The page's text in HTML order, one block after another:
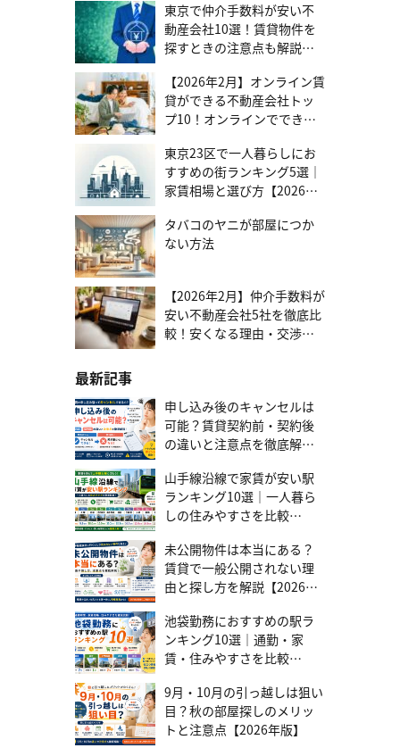
めに設定されているケースが多い点です。また、一定期間は金利が
固定されるため、その期間は返済額が安定します。 しかし、固定期
間が終了した際に金利が上昇していると、その後の返済額が増える
かもしれません。固定金利期間選択型は金利の動向を見ながら、柔
軟に金利タイプを検討したい人や、短期間で返済を終える予定があ
る人に向いています。 変動金利型 変動金利型は、市場の動向に合わ
せて金利が定期的に見直されるタイプです。一般的には半年に一度
金利が見直され、毎月の返済額も変動する可能性があります。 ただ
し、急激な返済額の増加を避けるため、多くの金融機関では「5年間
は返済額が変わらない」「返済額が前回の1.25倍を超えない」とい
った5年ルール・125%ルールを設けています。 メリットは、借り入
れ当初の金利が他の金利タイプに比べて最も低く設定されているケ
ースが多い点です。金利が低い時期には、毎月の返済額を抑えられ
あります。変動金利型が向いている人は、将来の金利動向を注視で
き、返済期間中に繰り上げ返済で元金を減らす予定があるなど、金
利上昇リスクに対応できる人です。 変動金利を詳しく知りたい方
は、こちらの記事をご覧ください。 住宅ローンで7割が選ぶ「変動
金利」とは？ 選ぶ前に知るべき特徴とリスク対策 住宅ローンの返
均等返済と、元金が一定の元金均等返済の2種類です。毎月の返済額
や総返済額が変わるため、ご自身のライフプランを考えたうえで選
びましょう。 元利均等返済 出典：元利均等返済・元金均等返済とは
| SBIアルヒ株式会社 元利均等返済は、元金と利息を合計した毎月の
返済額が、返済期間を通じて原則として一定になる返済方法です。
元利均等返済のメリットは、毎月の返済額が変わらないため、家計
の管理がしやすい点です。返済計画が立てやすく、安定した家計運
営を重視する人に向いています。 しかし、返済開始当初は、毎月の
返済額に占める利息の割合が高く、元金がなかなか減りません。そ
のため、同じ条件であれば元金均等返済よりも総返済額は多くなる
傾向があります。 元金均等返済 出典：元利均等返済・元金均等返済
とは | SBIアルヒ株式会社元金均等返済は、毎月の返済額のうち、元
金部分が常に一定になる返済方法です。利息は、残っている借入残
高に対してかかるため、返済が進むにつれて借入残高が減り、それ
に伴って利息部分も減っていきます。結果として、毎月の返済額は
徐々に少なくなっていきます。 メリットは元金の減りが早いため、
元利均等返済に比べて総返済額を抑えられる点です。また返済が進
むにつれて毎月の負担が軽くなるため、将来的に教育費などが増え
る可能性がある家庭に向いています。 一方で、返済開始当初は毎月
の返済額が最も多くなるため、借り入れ当初の家計負担が大きくな
る点がデメリットです。 住宅を購入するならテレルームにおまかせ
住宅ローンは支払金額が大きく、今後のライフプランを考えると大
きな決断になります。もし住宅ローンを一人で考えるのが難しいと
感じる場合は、テレルームにご相談ください。 テレルームは、お客
様の状況に合わせて最適な住宅ローンの選び方や、借り入れまでの
サポートを行っています。無理のない返済計画を立てるためのアド
東京で仲介手数料が安い不
動産会社10選！賃貸物件を
探すときの注意点も解説
【2026年2月】オンライン賃
貸ができる不動産会社トッ
プ10！オンラインでできる
東京23区で一人暮らしにお
すすめの街ランキング5選｜
家賃相場と選び方【2026年
タバコのヤニが部屋につか
ない方法
【2026年2月】仲介手数料が
安い不動産会社5社を徹底比
較！安くなる理由・交渉す
最新記事
申し込み後のキャンセルは
可能？賃貸契約前・契約後
の違いと注意点を徹底解説
山手線沿線で家賃が安い駅
ランキング10選｜一人暮ら
しの住みやすさを比較
未公開物件は本当にある？
賃貸で一般公開されない理
由と探し方を解説【2026年
池袋勤務におすすめの駅ラ
ンキング10選｜通勤・家
賃・住みやすさを比較
9月・10月の引っ越しは狙い
目？秋の部屋探しのメリッ
トと注意点【2026年版】